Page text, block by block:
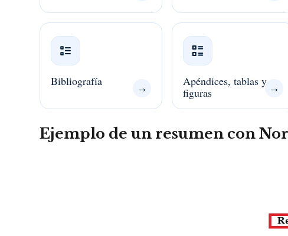
Bibliografía →
Apéndices, tablas y
figuras
→
Ejemplo de un resumen con